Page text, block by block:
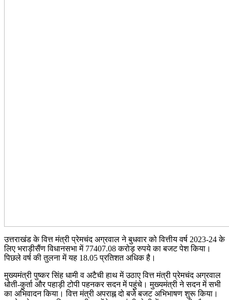
उत्तराखंड के वित्त मंत्री प्रेमचंद अग्रवाल ने बुधवार को वित्तीय वर्ष 2023-24 के
लिए भराड़ीसैंण विधानसभा में 77407.08 करोड़ रुपये का बजट पेश किया।
पिछले वर्ष की तुलना में यह 18.05 प्रतिशत अधिक है।
मुख्यमंत्री पुष्कर सिंह धामी व अटैची हाथ में उठाए वित्त मंत्री प्रेमचंद अग्रवाल
धोती-कुर्ता और पहाड़ी टोपी पहनकर सदन में पहुंचे। मुख्यमंत्री ने सदन में सभी
का अभिवादन किया। वित्त मंत्री अपराह्न दो बजे बजट अभिभाषण शुरू किया।